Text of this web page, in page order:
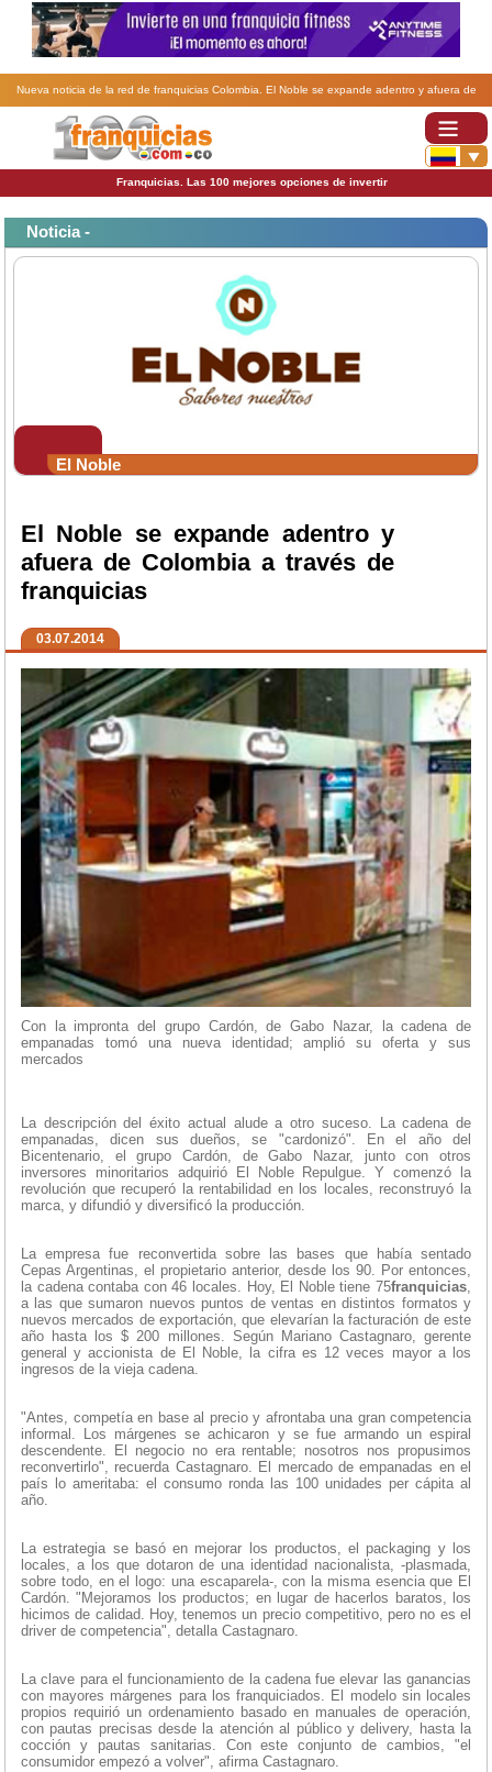
Nueva noticia de la red de franquicias Colombia. El Noble se expande adentro y afuera de
Colombia a través de franquicias.
Franquicias. Las 100 mejores opciones de invertir
Noticia -
El Noble
El Noble se expande adentro y
afuera de Colombia a través de
franquicias
03.07.2014
Con la impronta del grupo Cardón, de Gabo Nazar, la cadena de
empanadas tomó una nueva identidad; amplió su oferta y sus
mercados
La descripción del éxito actual alude a otro suceso. La cadena de
empanadas, dicen sus dueños, se "cardonizó". En el año del
Bicentenario, el grupo Cardón, de Gabo Nazar, junto con otros
inversores minoritarios adquirió El Noble Repulgue. Y comenzó la
revolución que recuperó la rentabilidad en los locales, reconstruyó la
marca, y difundió y diversificó la producción.
La empresa fue reconvertida sobre las bases que había sentado
Cepas Argentinas, el propietario anterior, desde los 90. Por entonces,
la cadena contaba con 46 locales. Hoy, El Noble tiene 75franquicias
a las que sumaron nuevos puntos de ventas en distintos formatos y
nuevos mercados de exportación, que elevarían la facturación de este
año hasta los $ 200 millones. Según Mariano Castagnaro, gerente
general y accionista de El Noble, la cifra es 12 veces mayor a los
ingresos de la vieja cadena.
"Antes, competía en base al precio y afrontaba una gran competencia
informal. Los márgenes se achicaron y se fue armando un espiral
descendente. El negocio no era rentable; nosotros nos propusimos
reconvertirlo", recuerda Castagnaro. El mercado de empanadas en el
país lo ameritaba: el consumo ronda las 100 unidades per cápita al
año.
La estrategia se basó en mejorar los productos, el packaging y los
locales, a los que dotaron de una identidad nacionalista, -plasmada,
sobre todo, en el logo: una escaparela-, con la misma esencia que El
Cardón. "Mejoramos los productos; en lugar de hacerlos baratos, los
hicimos de calidad. Hoy, tenemos un precio competitivo, pero no es el
driver de competencia", detalla Castagnaro.
La clave para el funcionamiento de la cadena fue elevar las ganancias
con mayores márgenes para los franquiciados. El modelo sin locales
propios requirió un ordenamiento basado en manuales de operación,
con pautas precisas desde la atención al público y delivery, hasta la
cocción y pautas sanitarias. Con este conjunto de cambios, "el
consumidor empezó a volver", afirma Castagnaro.